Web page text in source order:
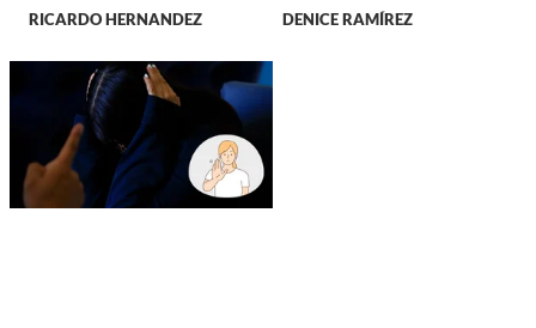
RICARDO HERNANDEZ DENICE RAMÍREZ